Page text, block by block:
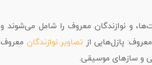
و نوازندگان معروف را شامل می‌شوند و
پازل‌هایی از تصاویر نوازندگان معروف
و سازهای موسیقی.